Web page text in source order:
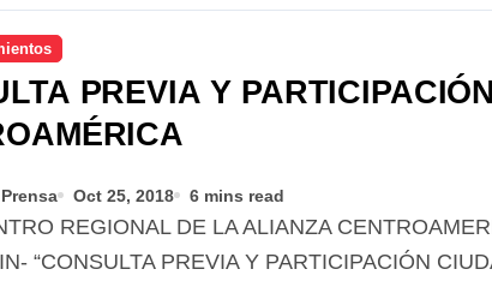
PREVIA Y
Oct 25, 2018 6 mins read
“CONSULTA PREVIA Y PARTICIPACIÓN